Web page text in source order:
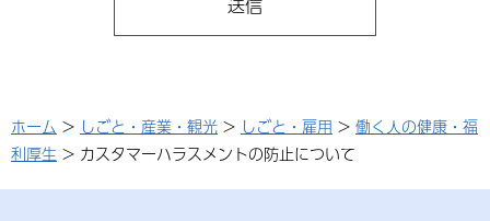
ホーム > しごと・産業・観光 > しごと・雇用 > 働く人の健康・福
利厚生 > カスタマーハラスメントの防止について